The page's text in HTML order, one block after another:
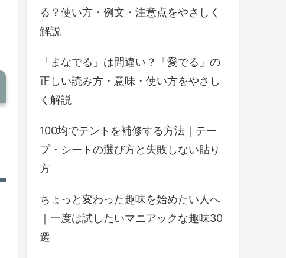
る？使い方・例文・注意点をやさしく
解説
「まなでる」は間違い？「愛でる」の
正しい読み方・意味・使い方をやさし
く解説
100均でテントを補修する方法｜テー
プ・シートの選び方と失敗しない貼り
方
ちょっと変わった趣味を始めたい人へ
｜一度は試したいマニアックな趣味30
選